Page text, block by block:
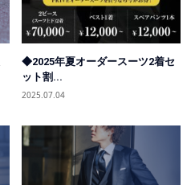
◆2025年夏オーダースーツ2着セ
ット割...
2025.07.04